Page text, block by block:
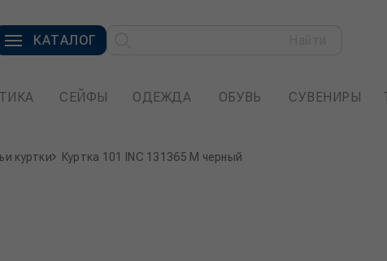
КАТАЛОГ
СЕЙФЫ ОДЕЖДА ОБУВЬ СУВЕНИРЫ
куртки Куртка 101 INC 131365 M черный